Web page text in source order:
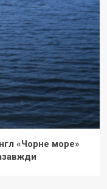
«Чорне море»